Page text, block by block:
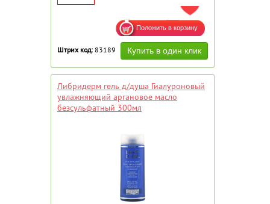
ДОБАВИТЬ В ИЗБРАННОЕ
Штрих код: 83189
Либридерм гель д/душа Гиалуроновый
увлажняющий аргановое масло
безсульфатный 300мл